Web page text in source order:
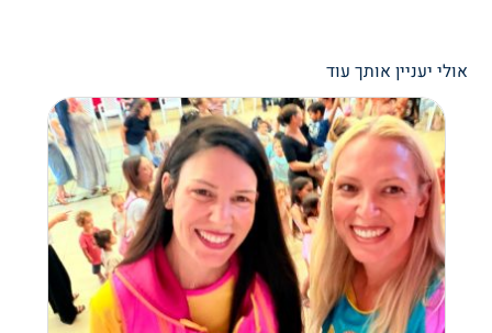
אולי יעניין אותך עוד